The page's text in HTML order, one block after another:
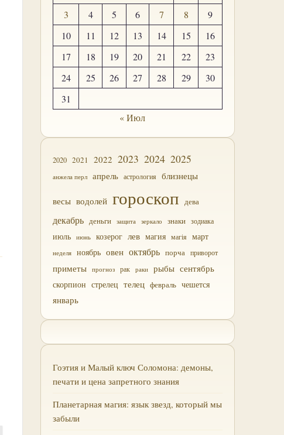
3
4 5 6 7 8
9
10
11 12 13 14 15
16
17
18 19 20 21 22
23
24
25 26 27 28 29
30
31
« Июл
2020 2021 2022 2023 2024 2025
анжела перл апрель астрология близнецы
весы водолей гороскоп дева
декабрь деньги защита зеркало знаки зодиака
июль июнь козерог лев магия магія март
неделя ноябрь овен октябрь порча приворот
приметы прогноз рак раки рыбы сентябрь
скорпион стрелец телец февраль чешется
январь
Гоэтия и Малый ключ Соломона: демоны,
печати и цена запретного знания
Планетарная магия: язык звезд, который мы
забыли